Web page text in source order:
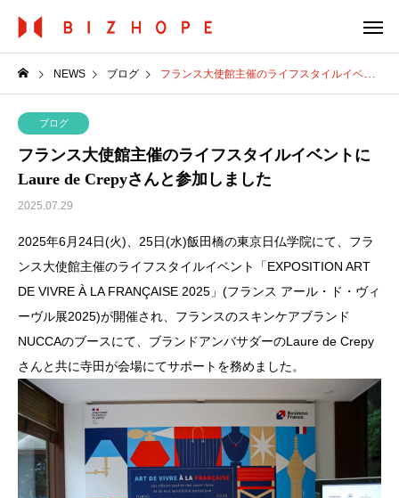
NEWS ブログ フランス大使館主催のライフスタイルイベントにLaure de Crepyさんと参加しました
ブログ
フランス大使館主催のライフスタイルイベントに
Laure de Crepyさんと参加しました
2025.07.29
2025年6月24日(火)、25日(水)飯田橋の東京日仏学院にて、フラ
ンス大使館主催のライフスタイルイベント「EXPOSITION ART
DE VIVRE À LA FRANÇAISE 2025」(フランス アール・ド・ヴィ
ーヴル展2025)が開催され、フランスのスキンケアブランド
NUCCAのブースにて、ブランドアンバサダーのLaure de Crepy
さんと共に寺田が会場にてサポートを務めました。